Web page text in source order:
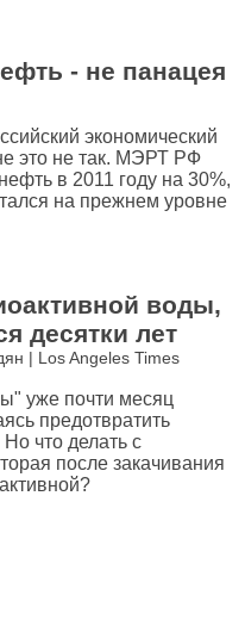
- не панацея
экономический
это не так. МЭРТ РФ
в 2011 году на 30%,
на прежнем уровне
воды,
десятки лет
| Los Angeles Times
уже почти месяц
предотвратить
что делать с
после закачивания